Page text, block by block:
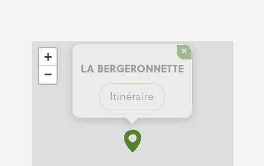
LA BERGERONNETTE
Itinéraire
×
+
−